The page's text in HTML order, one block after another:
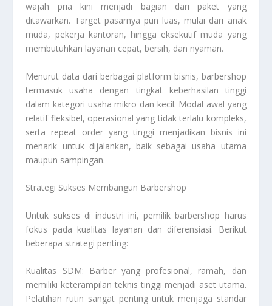
wajah pria kini menjadi bagian dari paket yang
ditawarkan. Target pasarnya pun luas, mulai dari anak
muda, pekerja kantoran, hingga eksekutif muda yang
membutuhkan layanan cepat, bersih, dan nyaman.
Menurut data dari berbagai platform bisnis, barbershop
termasuk usaha dengan tingkat keberhasilan tinggi
dalam kategori usaha mikro dan kecil. Modal awal yang
relatif fleksibel, operasional yang tidak terlalu kompleks,
serta repeat order yang tinggi menjadikan bisnis ini
menarik untuk dijalankan, baik sebagai usaha utama
maupun sampingan.
Strategi Sukses Membangun Barbershop
Untuk sukses di industri ini, pemilik barbershop harus
fokus pada kualitas layanan dan diferensiasi. Berikut
beberapa strategi penting:
Kualitas SDM: Barber yang profesional, ramah, dan
memiliki keterampilan teknis tinggi menjadi aset utama.
Pelatihan rutin sangat penting untuk menjaga standar